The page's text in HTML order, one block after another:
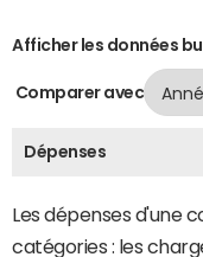
Afficher les données
Comparer avec
Dépenses
Les dépenses d'une
catégories : les